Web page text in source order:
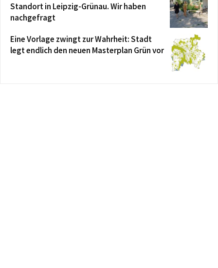
Standort in Leipzig-Grünau. Wir haben
nachgefragt
Eine Vorlage zwingt zur Wahrheit: Stadt
legt endlich den neuen Masterplan Grün vor